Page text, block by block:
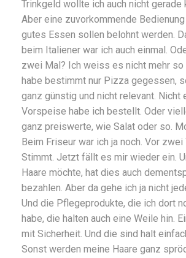
Trinkgeld wollte ich auch nicht gerade
Aber eine zuvorkommende
gutes Essen sollen belohnt werden.
beim Italiener war ich auch einmal.
zwei Mal? Ich weiss es nicht mehr so
habe bestimmt nur Pizza gegessen,
ganz günstig und nicht relevant. Nicht
Vorspeise habe ich bestellt. Oder
ganz preiswerte, wie Salat oder so.
Beim Friseur war ich ja noch. Vor zwei
Stimmt. Jetzt fällt es mir wieder ein.
Haare möchte, hat dies auch
bezahlen. Aber da gehe ich ja nicht
Und die Pflegeprodukte, die ich dort
habe, die halten auch eine Weile hin.
mit Sicherheit. Und die sind halt
Sonst werden meine Haare ganz